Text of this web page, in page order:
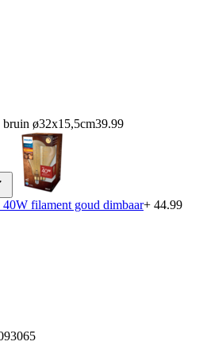
ø32x15,5cm39.99
filament goud dimbaar+ 44.99